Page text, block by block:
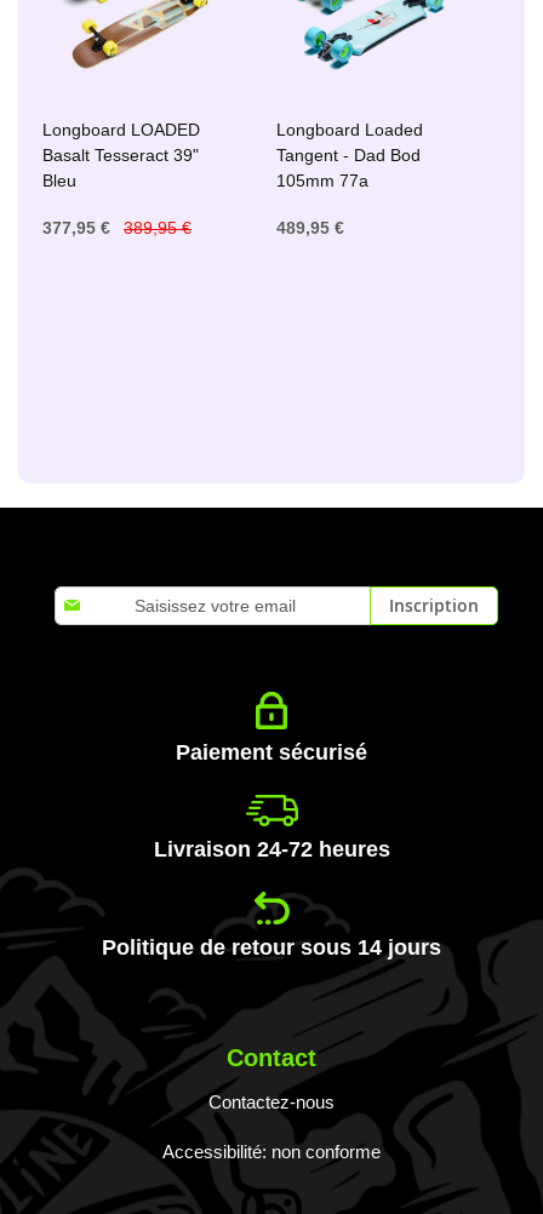
Longboard LOADED
Basalt Tesseract 39"
Bleu
377,95 € 389,95 €
Longboard Loaded
Tangent - Dad Bod
105mm 77a
489,95 €
Inscription
à
Inscription
Paiement sécurisé
Livraison 24-72 heures
Politique de retour sous 14 jours
Contact
Contactez-nous
Accessibilité: non conforme